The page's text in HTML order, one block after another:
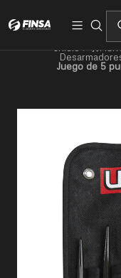
Juego de 5